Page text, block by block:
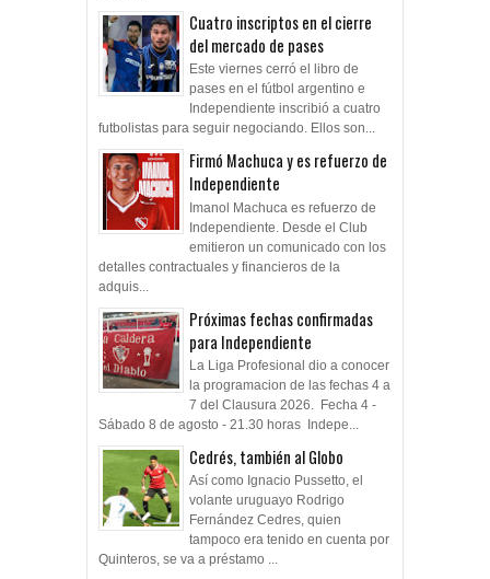
Cuatro inscriptos en el cierre
del mercado de pases
Este viernes cerró el libro de
pases en el fútbol argentino e
Independiente inscribió a cuatro
futbolistas para seguir negociando. Ellos son...
Firmó Machuca y es refuerzo de
Independiente
Imanol Machuca es refuerzo de
Independiente. Desde el Club
emitieron un comunicado con los
detalles contractuales y financieros de la
adquis...
Próximas fechas confirmadas
para Independiente
La Liga Profesional dio a conocer
la programacion de las fechas 4 a
7 del Clausura 2026. Fecha 4 -
Sábado 8 de agosto - 21.30 horas Indepe...
Cedrés, también al Globo
Así como Ignacio Pussetto, el
volante uruguayo Rodrigo
Fernández Cedres, quien
tampoco era tenido en cuenta por
Quinteros, se va a préstamo ...